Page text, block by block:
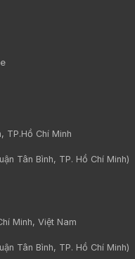
TP.Hồ Chí Minh
Tân Bình, TP. Hồ Chí Minh)
Minh, Việt Nam
Tân Bình, TP. Hồ Chí Minh)